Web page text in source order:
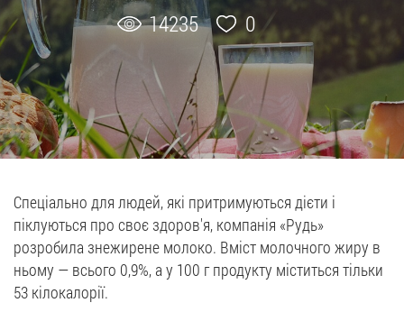
АКЦІЇ
ПРЕС-ЦЕНТР
ХОРЕКА
Тендерні закупівлі
Контакти
ЗАМОВИТИ ПРОДУКЦІЮ «РУДЬ»:
14235 0
Спеціально для людей, які притримуються дієти і
піклуються про своє здоров'я, компанія «Рудь»
розробила знежирене молоко. Вміст молочного жиру в
ньому — всього 0,9%, а у 100 г продукту міститься тільки
53 кілокалорії.